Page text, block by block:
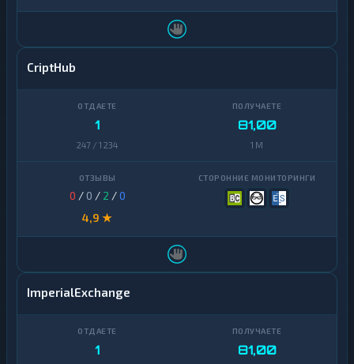
CriptHub
1
247 / 1 234
81,00
1 M
0 / 0 / 2 /0
4,9 ★
ImperialExchange
1 81,00